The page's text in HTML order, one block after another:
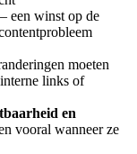
– een winst op de
moeten
links of
en
vooral wanneer ze